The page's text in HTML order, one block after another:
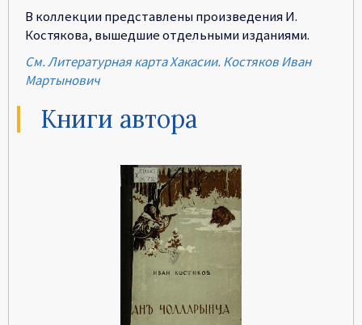
В коллекции представлены произведения И.
Костякова, вышедшие отдельными изданиями.
См. Литературная карта Хакасии. Костяков Иван
Мартынович
Книги автора